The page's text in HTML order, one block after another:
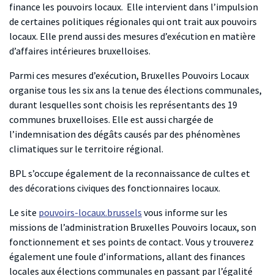
finance les pouvoirs locaux. Elle intervient dans l’impulsion
de certaines politiques régionales qui ont trait aux pouvoirs
locaux. Elle prend aussi des mesures d’exécution en matière
d’affaires intérieures bruxelloises.
Parmi ces mesures d’exécution, Bruxelles Pouvoirs Locaux
organise tous les six ans la tenue des élections communales,
durant lesquelles sont choisis les représentants des 19
communes bruxelloises. Elle est aussi chargée de
l’indemnisation des dégâts causés par des phénomènes
climatiques sur le territoire régional.
BPL s’occupe également de la reconnaissance de cultes et
des décorations civiques des fonctionnaires locaux.
Le site pouvoirs-locaux.brussels vous informe sur les
missions de l’administration Bruxelles Pouvoirs locaux, son
fonctionnement et ses points de contact. Vous y trouverez
également une foule d’informations, allant des finances
locales aux élections communales en passant par l’égalité